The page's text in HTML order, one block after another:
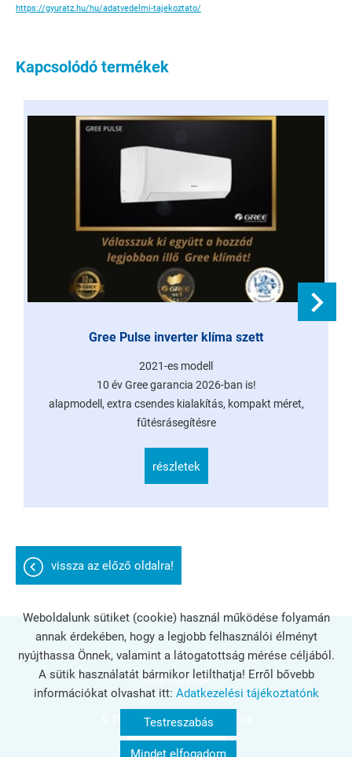
https://gyuratz.hu/hu/adatvedelmi-tajekoztato/
Kapcsolódó termékek
Gree Pulse inverter klíma szett
2021-es modell
10 év Gree garancia 2026-ban is!
alapmodell, extra csendes kialakítás, kompakt méret,
fűtésrásegítésre
részletek
vissza az előző oldalra!
© 2026 - Minden jog fenntartva
Oldal információk Adatkezelési tájékoztató Impresszum
Sütik kezelése
Mindet elfogadom
Testreszabás
Weboldalunk sütiket (cookie) használ működése folyamán
annak érdekében, hogy a legjobb felhasználói élményt
nyújthassa Önnek, valamint a látogatottság mérése céljából.
A sütik használatát bármikor letilthatja! Erről bővebb
információkat olvashat itt: Adatkezelési tájékoztatónk